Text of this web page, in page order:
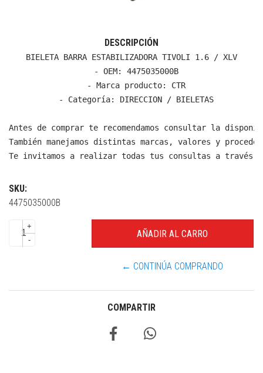
DESCRIPCIÓN
BIELETA BARRA ESTABILIZADORA TIVOLI 1.6 / XLV
  - OEM: 4475035000B
  - Marca producto: CTR
  - Categoría: DIRECCION / BIELETAS
Antes de comprar te recomendamos consultar la
También manejamos distintas marcas, valores y
Te invitamos a realizar todas tus consultas a través
SKU:
4475035000B
+
-
← CONTINÚA COMPRANDO
COMPARTIR